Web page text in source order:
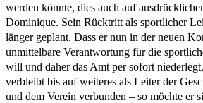
werden könnte, dies auch auf
Dominique. Sein Rücktritt als sportlicher
länger geplant. Dass er nun in der neuen
unmittelbare Verantwortung für die
will und daher das Amt per sofort
verbleibt bis auf weiteres als Leiter der
und dem Verein verbunden – so möchte er